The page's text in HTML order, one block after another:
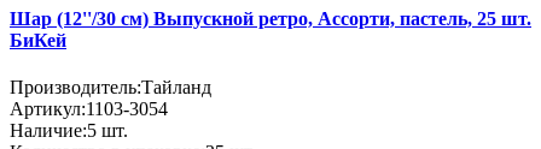
Шар (12''/30 см) Выпускной ретро, Ассорти, пастель, 25 шт.
БиКей
Производитель:Тайланд
Артикул:1103-3054
Наличие:5 шт.